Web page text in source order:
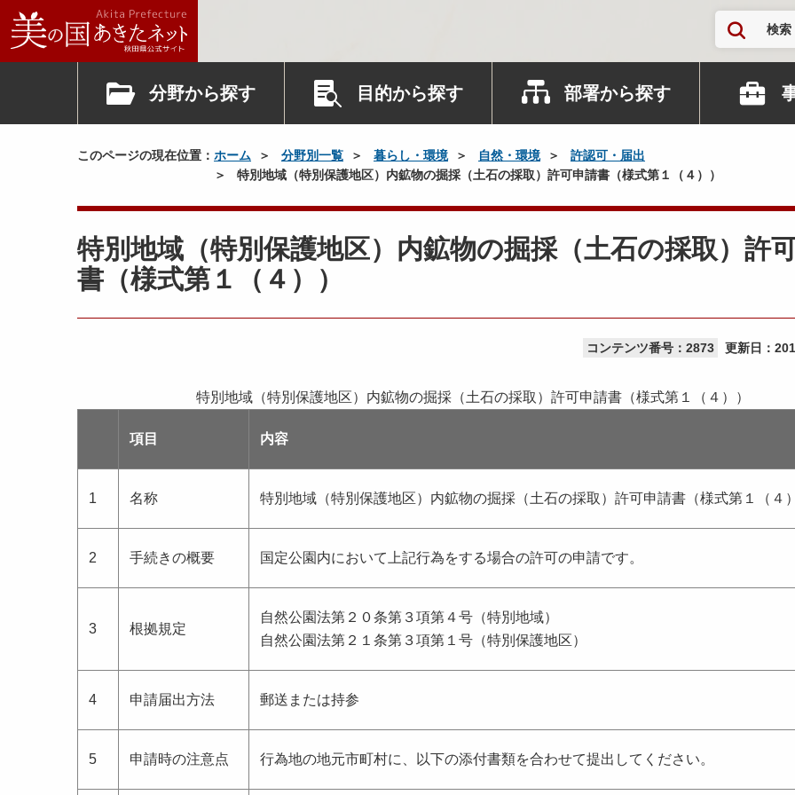
検索
分野から探す 目的から探す 部署から探す
このページの現在位置： ホーム 分野別一覧 暮らし・環境 自然・環境
許認可・届出
特別地域（特別保護地区）内鉱物の掘採（土石の採取）許可申請書（様式第１（４））
特別地域（特別保護地区）内鉱物の掘採（土石の採取）許
書（様式第１（４））
コンテンツ番号：2873 更新日：
項目 内容
特別地域（特別保護地区）内鉱物の掘採（土石の採取）許可申請書（様式第１（４））
1 名称 特別地域（特別保護地区）内鉱物の掘採（土石の採取）許可申請書（様式第１（４
2 手続きの概要 国定公園内において上記行為をする場合の許可の申請です。
3 根拠規定
自然公園法第２０条第３項第４号（特別地域）
自然公園法第２１条第３項第１号（特別保護地区）
4 申請届出方法 郵送または持参
5 申請時の注意点 行為地の地元市町村に、以下の添付書類を合わせて提出してください。